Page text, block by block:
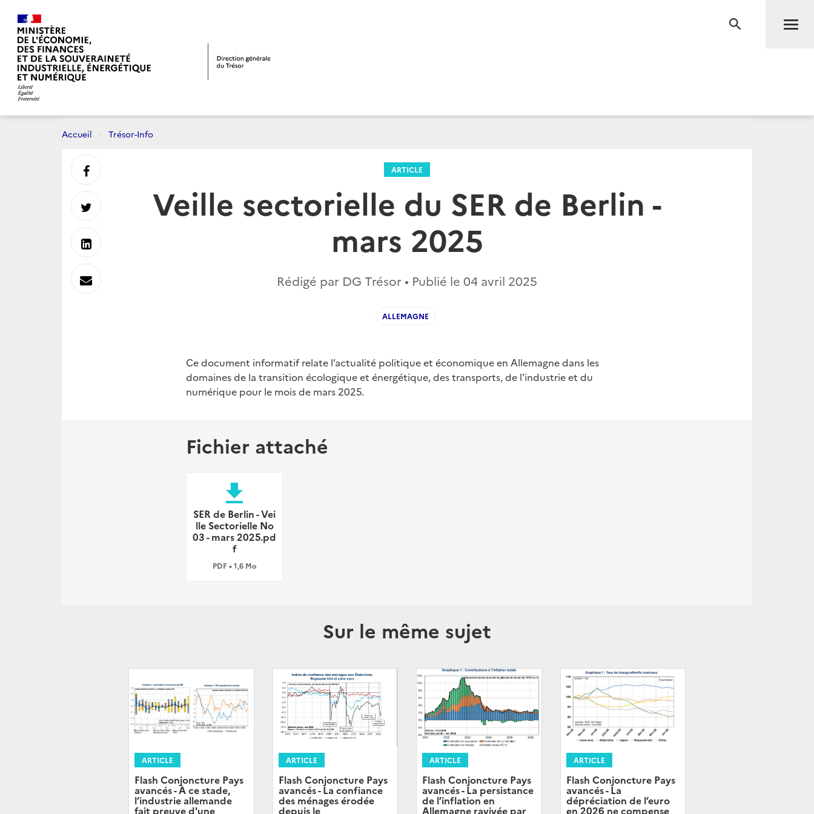
RECHERCHE
Accueil Trésor-Info
ARTICLE
Veille sectorielle du SER de Berlin -
mars 2025
Rédigé par DG Trésor • Publié le 04 avril 2025
ALLEMAGNE
Ce document informatif relate l’actualité politique et économique en Allemagne dans les
domaines de la transition écologique et énergétique, des transports, de l'industrie et du
numérique pour le mois de mars 2025.
Fichier attaché
file_download
SER de Berlin - Vei
lle Sectorielle No
03 - mars 2025.pd
f
PDF • 1,6 Mo
Sur le même sujet
ARTICLE
Flash Conjoncture Pays
avancés - À ce stade,
l’industrie allemande
fait preuve d'une
ARTICLE
Flash Conjoncture Pays
avancés - La confiance
des ménages érodée
depuis le
ARTICLE
Flash Conjoncture Pays
avancés - La persistance
de l’inflation en
Allemagne ravivée par
ARTICLE
Flash Conjoncture Pays
avancés - La
dépréciation de l’euro
en 2026 ne compense
Partager
sur
Partager
sur
Partager
sur
Envoyer